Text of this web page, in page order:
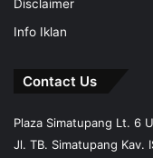
Disclaimer
Info Iklan
Contact Us
Plaza Simatupang Lt. 6
Jl. TB. Simatupang Kav.